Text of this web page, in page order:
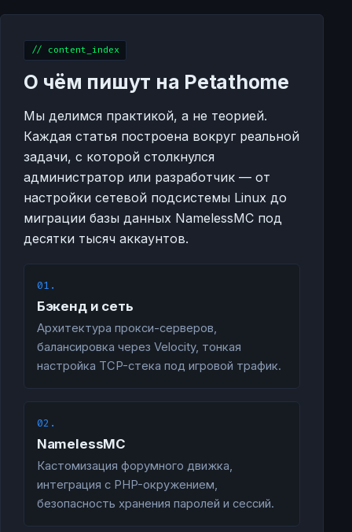
// content_index
О чём пишут на Petathome
Мы делимся практикой, а не теорией.
Каждая статья построена вокруг реальной
задачи, с которой столкнулся
администратор или разработчик — от
настройки сетевой подсистемы Linux до
миграции базы данных NamelessMC под
десятки тысяч аккаунтов.
01.
Бэкенд и сеть
Архитектура прокси-серверов,
балансировка через Velocity, тонкая
настройка TCP-стека под игровой трафик.
02.
NamelessMC
Кастомизация форумного движка,
интеграция с PHP-окружением,
безопасность хранения паролей и сессий.